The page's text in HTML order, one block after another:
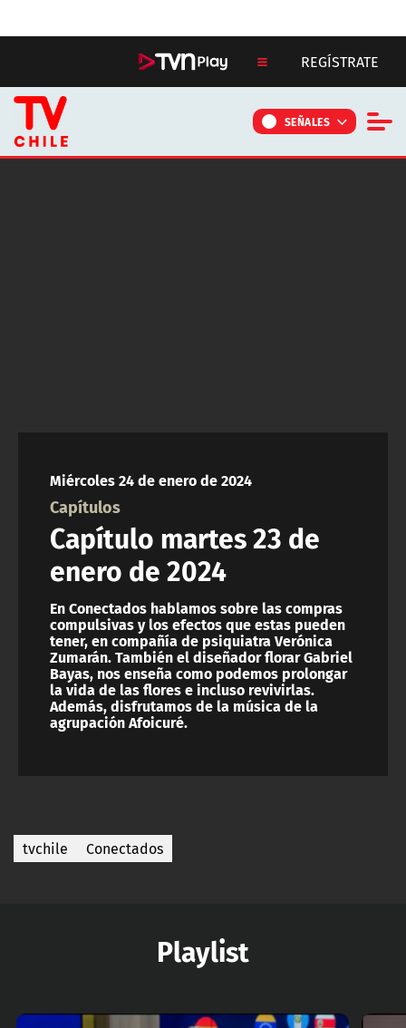
REGÍSTRATE
SEÑALES
Miércoles 24 de enero de 2024
Capítulos
Capítulo martes 23 de
enero de 2024
En Conectados hablamos sobre las compras
compulsivas y los efectos que estas pueden
tener, en compañía de psiquiatra Verónica
Zumarán. También el diseñador florar Gabriel
Bayas, nos enseña como podemos prolongar
la vida de las flores e incluso revivirlas.
Además, disfrutamos de la música de la
agrupación Afoicuré.
tvchile Conectados
Playlist